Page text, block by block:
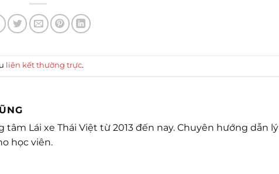
liên kết thường trực.
tâm Lái xe Thái Việt từ 2013 đến nay. Chuyên hướng dẫn lý
học viên.